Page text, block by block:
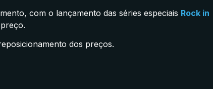
com o lançamento das séries especiais Rock in
dos preços.